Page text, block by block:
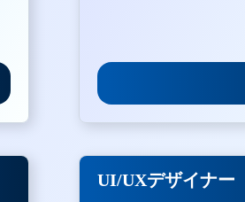
UI/UXデザイナー